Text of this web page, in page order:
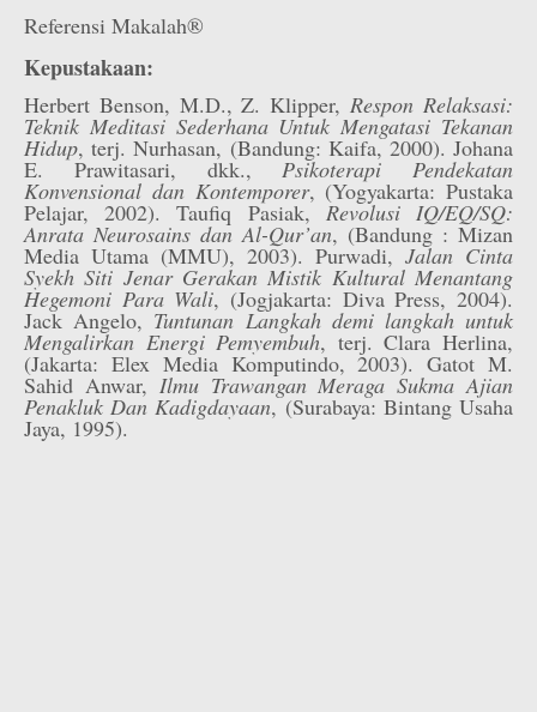
Referensi Makalah®
Kepustakaan:
Herbert Benson, M.D., Z. Klipper,Respon Relaksasi:
Teknik Meditasi Sederhana Untuk Mengatasi Tekanan
Hidup, terj. Nurhasan, (Bandung: Kaifa, 2000). Johana
E. Prawitasari, dkk.,Psikoterapi Pendekatan
Konvensional dan Kontemporer, (Yogyakarta: Pustaka
Pelajar, 2002). Taufiq Pasiak, Revolusi IQ/EQ/SQ:
Anrata Neurosains dan Al-Qur’an, (Bandung : Mizan
Media Utama (MMU), 2003). Purwadi, Jalan Cinta
Syekh Siti Jenar Gerakan Mistik Kultural Menantang
Hegemoni Para Wali, (Jogjakarta: Diva Press, 2004).
Jack Angelo, Tuntunan Langkah demi langkah untuk
Mengalirkan Energi Pemyembuh, terj. Clara Herlina,
(Jakarta: Elex Media Komputindo, 2003). Gatot M.
Sahid Anwar, Ilmu Trawangan Meraga Sukma Ajian
Penakluk Dan Kadigdayaan, (Surabaya: Bintang Usaha
Jaya, 1995).